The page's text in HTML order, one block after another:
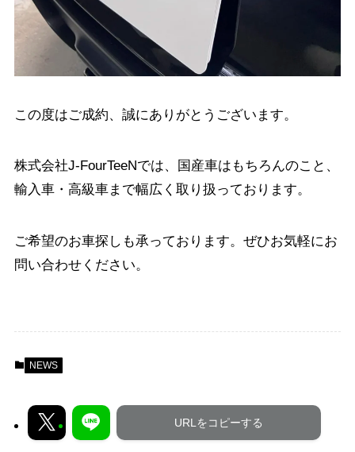
この度はご成約、誠にありがとうございます。
株式会社J-FourTeeNでは、国産車はもちろんのこと、
輸入車・高級車まで幅広く取り扱っております。
ご希望のお車探しも承っております。ぜひお気軽にお
問い合わせください。
NEWS
URLをコピーする